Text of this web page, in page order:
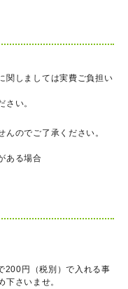
関しましては実費ご負担い
さい。
のでご了承ください。
ある場合
200円（税別）で入れる事
下さいませ。